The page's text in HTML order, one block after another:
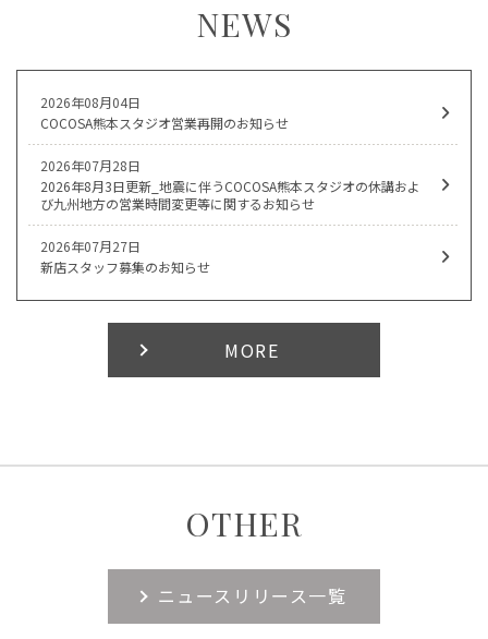
NEWS
2026年08月04日
COCOSA熊本スタジオ営業再開のお知らせ
2026年07月28日
2026年8月3日更新_地震に伴うCOCOSA熊本スタジオの休講およ
び九州地方の営業時間変更等に関するお知らせ
2026年07月27日
新店スタッフ募集のお知らせ
MORE
OTHER
ニュースリリース一覧